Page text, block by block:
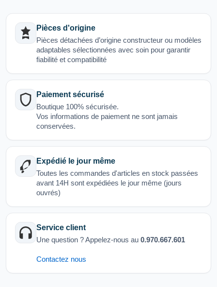
Pièces d'origine
Pièces détachées d’origine constructeur ou modèles
adaptables sélectionnées avec soin pour garantir
fiabilité et compatibilité
Paiement sécurisé
Boutique 100% sécurisée.
Vos informations de paiement ne sont jamais
conservées.
Expédié le jour même
Toutes les commandes d'articles en stock passées
avant 14H sont expédiées le jour même (jours
ouvrés)
Service client
Une question ? Appelez-nous au 0.970.667.601
Contactez nous